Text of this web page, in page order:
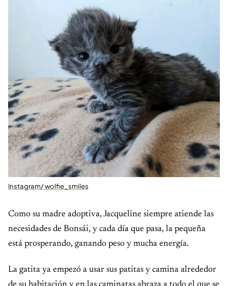
Instagram/ wolfie_smiles
Como su madre adoptiva, Jacqueline siempre atiende las
necesidades de Bonsái, y cada día que pasa, la pequeña
está prosperando, ganando peso y mucha energía.
La gatita ya empezó a usar sus patitas y camina alrededor